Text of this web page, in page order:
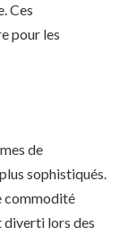
Ces
pour les
de
sophistiqués.
commodité
diverti lors des